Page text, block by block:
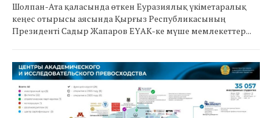
Шолпан-Ата қаласында өткен Еуразиялық үкіметаралық
кеңес отырысы аясында Қырғыз Республикасының
Президенті Садыр Жапаров ЕҮАК-ке мүше мемлекеттер...